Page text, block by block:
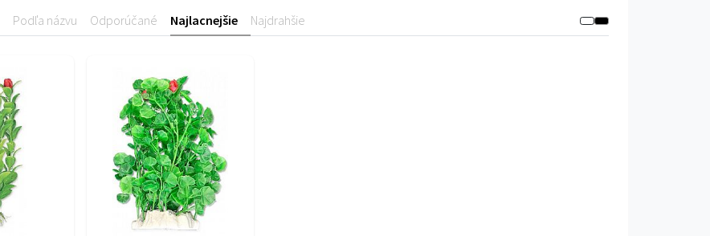
Podľa názvu Odporúčané Najlacnejšie Najdrahšie